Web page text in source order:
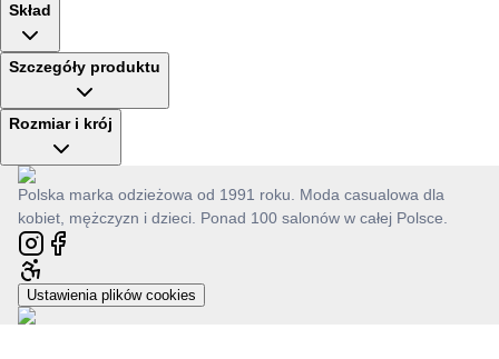
Skład
Szczegóły produktu
Rozmiar i krój
Polska marka odzieżowa od 1991 roku. Moda casualowa dla
kobiet, mężczyzn i dzieci. Ponad 100 salonów w całej Polsce.
Ustawienia plików cookies